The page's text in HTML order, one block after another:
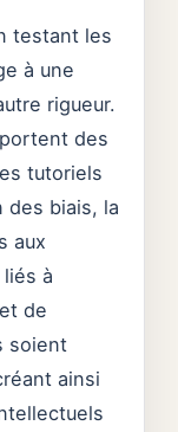
testant les
à une
rigueur.
des
tutoriels
des biais, la
aux
à
de
soient
ainsi